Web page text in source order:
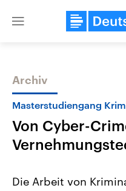
Close
Themen
Archiv
Masterstudiengang
Von Cyber-
Die Arbeit von